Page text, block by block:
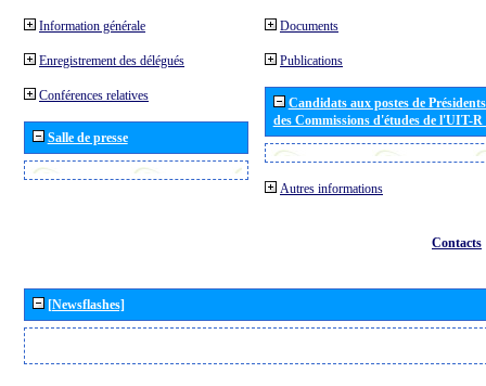
Information générale
Enregistrement des délégués
Conférences relatives
Salle de presse
Documents
Publications
Candidats aux postes de
des Commissions d'études de l'UIT-
Autres informations
Contacts
[Newsflashes]